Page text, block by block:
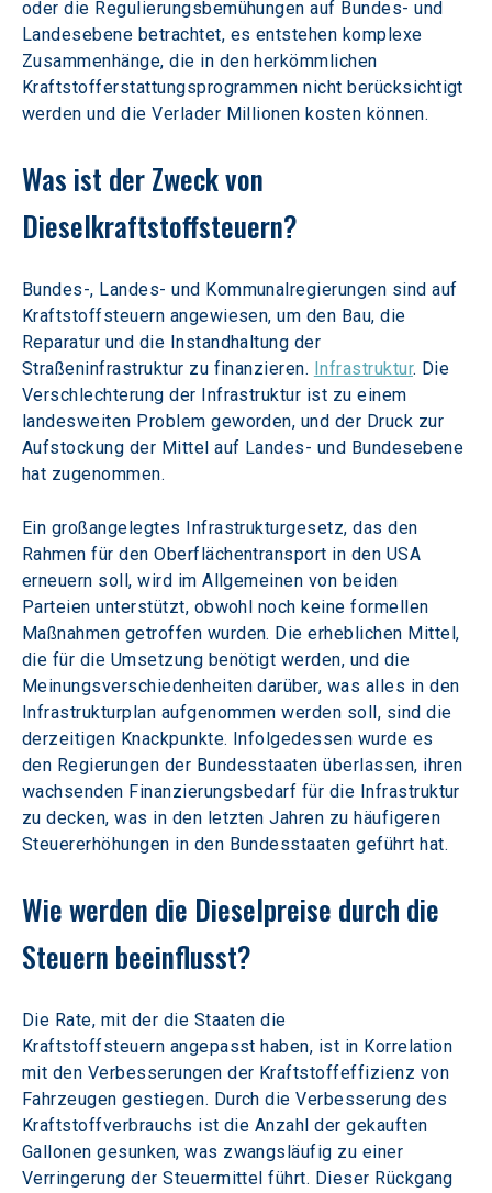
oder die Regulierungsbemühungen auf Bundes- und
Landesebene betrachtet, es entstehen komplexe
Zusammenhänge, die in den herkömmlichen
Kraftstofferstattungsprogrammen nicht berücksichtigt
werden und die Verlader Millionen kosten können.
Was ist der Zweck von
Dieselkraftstoffsteuern?
Bundes-, Landes- und Kommunalregierungen sind auf
Kraftstoffsteuern angewiesen, um den Bau, die
Reparatur und die Instandhaltung der
Straßeninfrastruktur zu finanzieren. Infrastruktur. Die
Verschlechterung der Infrastruktur ist zu einem
landesweiten Problem geworden, und der Druck zur
Aufstockung der Mittel auf Landes- und Bundesebene
hat zugenommen.
Ein großangelegtes Infrastrukturgesetz, das den
Rahmen für den Oberflächentransport in den USA
erneuern soll, wird im Allgemeinen von beiden
Parteien unterstützt, obwohl noch keine formellen
Maßnahmen getroffen wurden. Die erheblichen Mittel,
die für die Umsetzung benötigt werden, und die
Meinungsverschiedenheiten darüber, was alles in den
Infrastrukturplan aufgenommen werden soll, sind die
derzeitigen Knackpunkte. Infolgedessen wurde es
den Regierungen der Bundesstaaten überlassen, ihren
wachsenden Finanzierungsbedarf für die Infrastruktur
zu decken, was in den letzten Jahren zu häufigeren
Steuererhöhungen in den Bundesstaaten geführt hat.
Wie werden die Dieselpreise durch die
Steuern beeinflusst?
Die Rate, mit der die Staaten die
Kraftstoffsteuern angepasst haben, ist in Korrelation
mit den Verbesserungen der Kraftstoffeffizienz von
Fahrzeugen gestiegen. Durch die Verbesserung des
Kraftstoffverbrauchs ist die Anzahl der gekauften
Gallonen gesunken, was zwangsläufig zu einer
Verringerung der Steuermittel führt. Dieser Rückgang